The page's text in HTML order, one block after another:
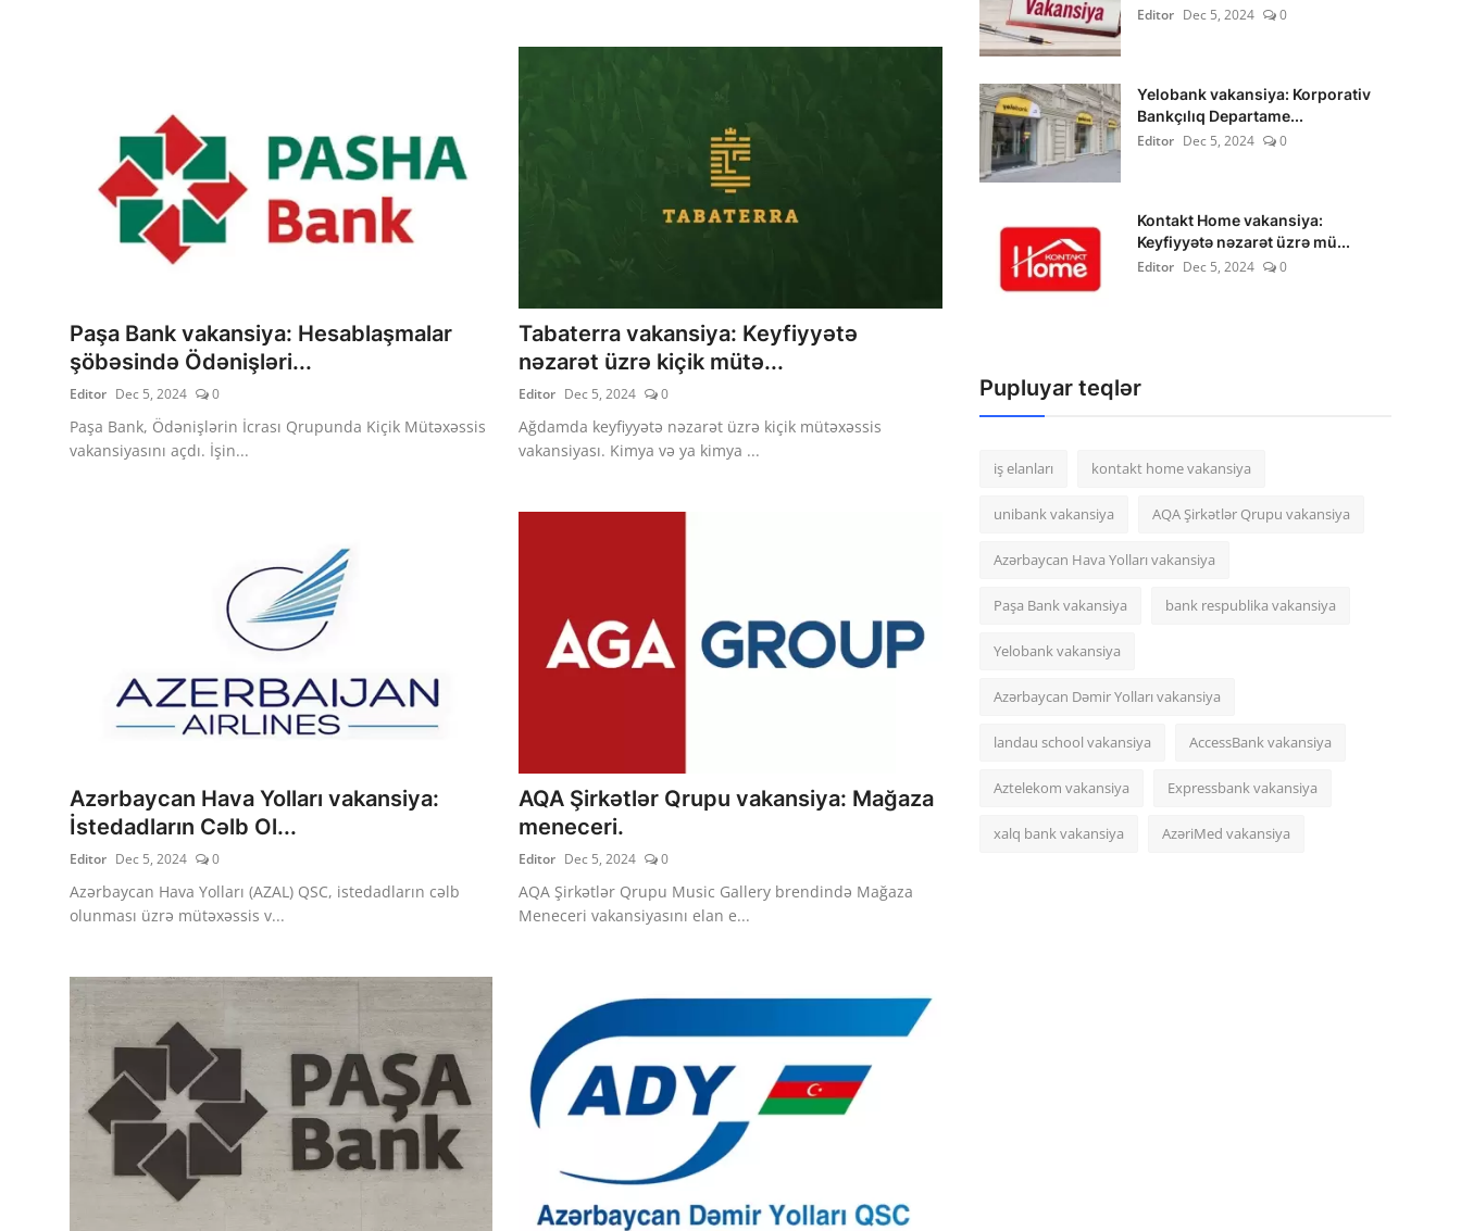
Paşa Bank vakansiya: Hesablaşmalar
şöbəsində Ödənişləri...
Editor Dec 5, 2024 0
Paşa Bank, Ödənişlərin İcrası Qrupunda Kiçik Mütəxəssis
vakansiyasını açdı. İşin...
Tabaterra vakansiya: Keyfiyyətə
nəzarət üzrə kiçik mütə...
Editor Dec 5, 2024 0
Ağdamda keyfiyyətə nəzarət üzrə kiçik mütəxəssis
vakansiyası. Kimya və ya kimya ...
Azərbaycan Hava Yolları vakansiya:
İstedadların Cəlb Ol...
Editor Dec 5, 2024 0
Azərbaycan Hava Yolları (AZAL) QSC, istedadların cəlb
olunması üzrə mütəxəssis v...
AQA Şirkətlər Qrupu vakansiya: Mağaza
meneceri.
Editor Dec 5, 2024 0
AQA Şirkətlər Qrupu Music Gallery brendində Mağaza
Meneceri vakansiyasını elan e...
Editor Dec 5, 2024 0
Yelobank vakansiya: Korporativ
Bankçılıq Departame...
Editor Dec 5, 2024 0
Kontakt Home vakansiya:
Keyfiyyətə nəzarət üzrə mü...
Editor Dec 5, 2024 0
Pupluyar teqlər
iş elanları kontakt home vakansiya
unibank vakansiya AQA Şirkətlər Qrupu vakansiya
Azərbaycan Hava Yolları vakansiya
Paşa Bank vakansiya bank respublika vakansiya
Yelobank vakansiya
Azərbaycan Dəmir Yolları vakansiya
landau school vakansiya AccessBank vakansiya
Aztelekom vakansiya Expressbank vakansiya
xalq bank vakansiya AzəriMed vakansiya